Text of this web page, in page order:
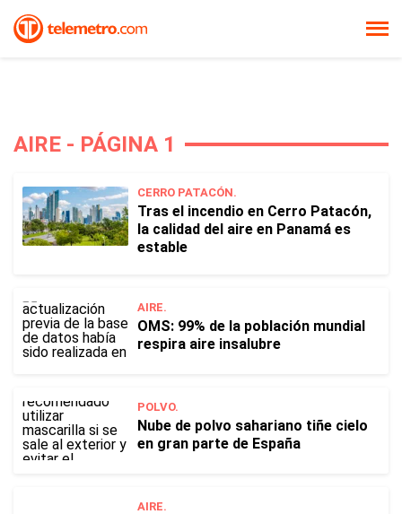
AIRE - PÁGINA 1
CERRO PATACÓN.
Tras el incendio en Cerro Patacón,
la calidad del aire en Panamá es
estable
AIRE.
OMS: 99% de la población mundial
respira aire insalubre
POLVO.
Nube de polvo sahariano tiñe cielo
en gran parte de España
AIRE.